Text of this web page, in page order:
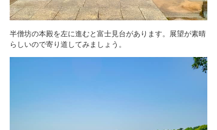
半僧坊の本殿を左に進むと富士見台があります。展望が素晴
らしいので寄り道してみましょう。